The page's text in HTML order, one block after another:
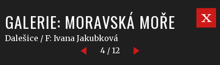
GALERIE: MORAVSKÁ MOŘE
Dalešice / F: Ivana Jakubková
4 / 12